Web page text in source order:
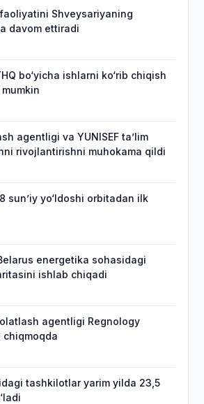
Shveysariyaning
davom ettiradi
bo‘yicha ishlarni ko‘rib chiqish
agentligi va YUNISEF taʼlim
rivojlantirishni muhokama qildi
sunʼiy yo‘ldoshi orbitadan ilk
energetika sohasidagi
ishlab chiqadi
agentligi Regnology
tashkilotlar yarim yilda 23,5